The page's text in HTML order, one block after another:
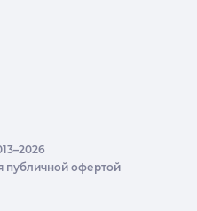
публичной офертой